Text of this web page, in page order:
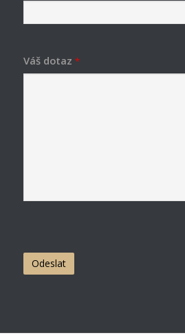
Váš dotaz *